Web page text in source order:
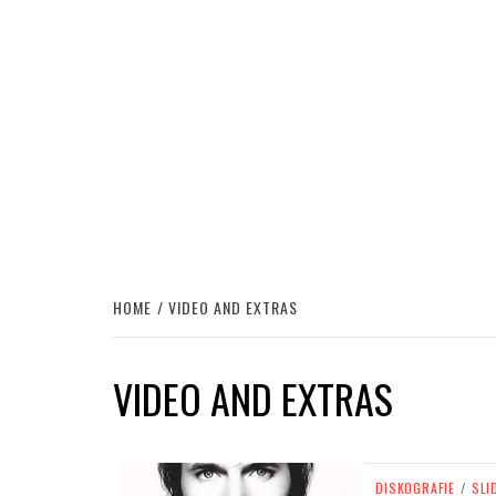
HOME VIDEO AND EXTRAS
VIDEO AND EXTRAS
DISKOGRAFIE /